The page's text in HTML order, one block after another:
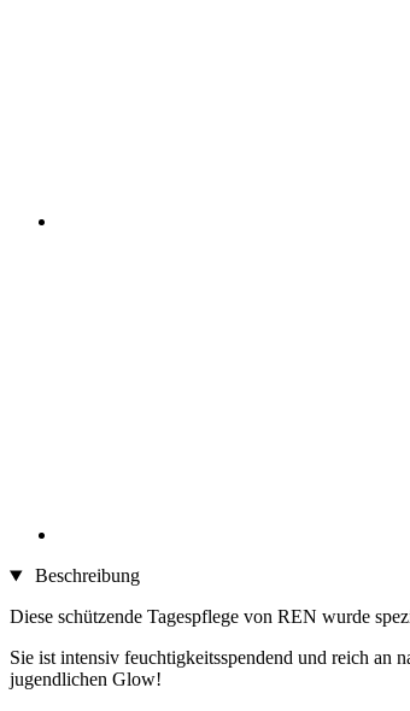
Beschreibung
Diese schützende Tagespflege von REN wurde
Sie ist intensiv feuchtigkeitsspendend und reich an
jugendlichen Glow!